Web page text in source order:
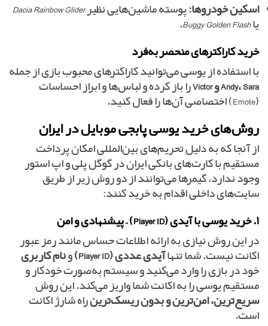
اسکین خودروها:پوسته ماشین‌هایی نظیرDacia Rainbow Glider
یاBuggy Golden Flash
.
خرید کاراکترهای منحصر‌به‌فرد
با استفاده از یوسی می‌توانید کاراکترهای محبوب بازی از جمله
Andy، Sara و Victor
را باز کرده و لباس‌ها و ابراز احساسات
(Emote) اختصاصی آن‌ها را فعال کنید.
روش‌های خرید یوسی پابجی موبایل در ایران
از آنجا که به دلیل تحریم‌های بین‌المللی امکان پرداخت
مستقیم با کارت‌های بانکی ایران در گوگل پلی و اپ استور
وجود ندارد، گیمرها می‌توانند از دو روش زیر از طریق
سایت‌های داخلی اقدام به خرید کنند:
۱. خرید یوسی با آیدی (Player ID) – پیشنهادی و امن
در این روش نیازی به ارائه اطلاعات حساس مانند رمز عبور
اکانت نیست. شما تنهاآیدی عددی (Player ID) ونام کاربری
خود در بازی را وارد می‌کنید و سیستم به‌صورت خودکار و
مستقیم یوسی را به اکانت شما واریز می‌کند. این روش
سریع‌ترین، امن‌ترین و بدون ریسک‌ترینراه شارژ اکانت
است.